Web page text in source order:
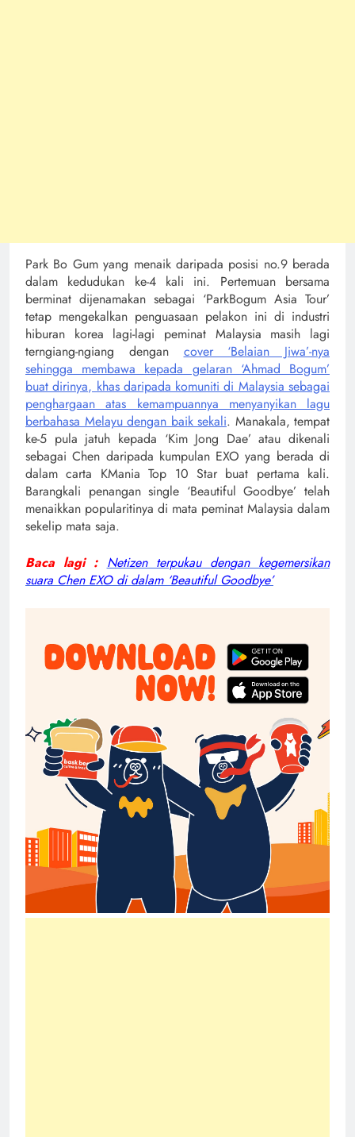
Park Bo Gum yang menaik daripada posisi no.9 berada
dalam kedudukan ke-4 kali ini. Pertemuan bersama
berminat dijenamakan sebagai ‘ParkBogum Asia Tour’
tetap mengekalkan penguasaan pelakon ini di industri
hiburan korea lagi-lagi peminat Malaysia masih lagi
terngiang-ngiang dengan cover ‘Belaian Jiwa’-nya
sehingga membawa kepada gelaran ‘Ahmad Bogum’
buat dirinya, khas daripada komuniti di Malaysia sebagai
penghargaan atas kemampuannya menyanyikan lagu
berbahasa Melayu dengan baik sekali. Manakala, tempat
ke-5 pula jatuh kepada ‘Kim Jong Dae’ atau dikenali
sebagai Chen daripada kumpulan EXO yang berada di
dalam carta KMania Top 10 Star buat pertama kali.
Barangkali penangan single ‘Beautiful Goodbye’ telah
menaikkan popularitinya di mata peminat Malaysia dalam
sekelip mata saja.
Baca lagi : Netizen terpukau dengan kegemersikan
suara Chen EXO di dalam ‘Beautiful Goodbye’